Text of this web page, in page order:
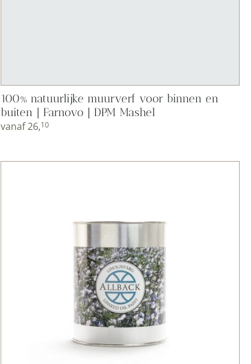
100% natuurlijke muurverf voor binnen en
buiten | Farnovo | DPM Mashel
vanaf26,10